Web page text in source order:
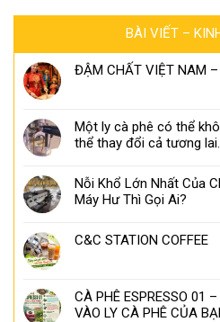
BÀI VIẾT –
ĐẬM CHẤT VIỆT NAM
Một ly cà phê có thể
thể thay đổi cả tương lai.
Nỗi Khổ Lớn Nhất Của
Máy Hư Thì Gọi Ai?
C&C STATION COFFEE
CÀ PHÊ ESPRESSO 01
VÀO LY CÀ PHÊ CỦA